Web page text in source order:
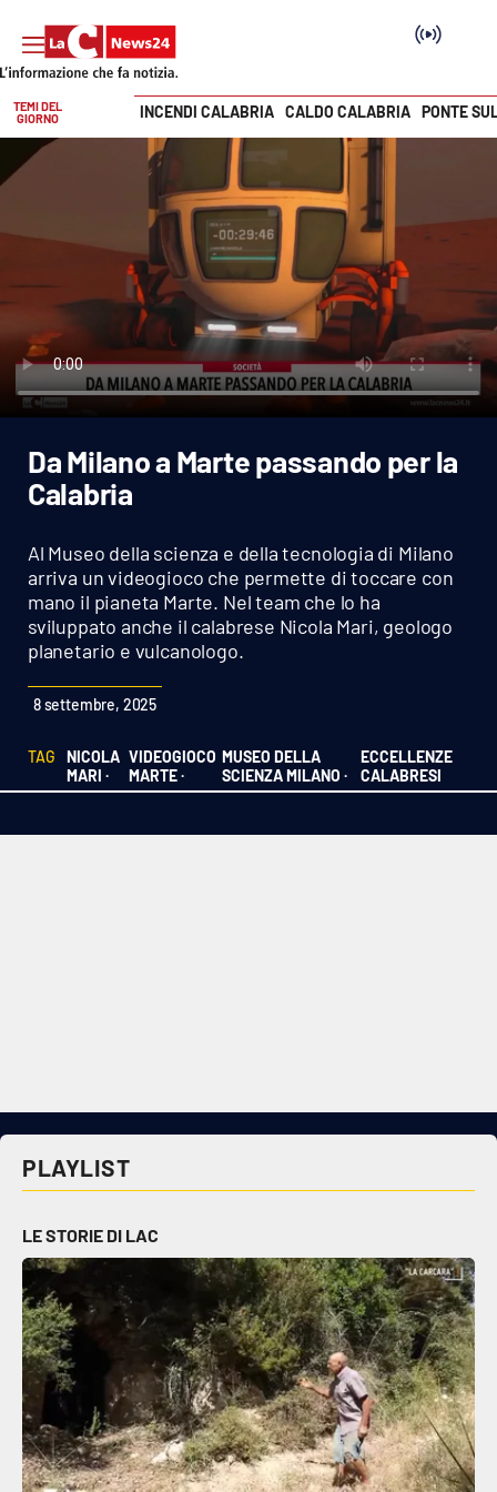
Politica
Attualità
Economia e lavoro
Italia Mondo
Sport
Cultura
Podcast
Editoriali
Politica
Società
Sport
RUBRICHE
Good Morning Vietnam
Vai
TEMI DEL
GIORNO
INCENDI CALABRIA CALDO CALABRIA PONTE
Da Milano a Marte passando per la
Calabria
Al Museo della scienza e della tecnologia di Milano
arriva un videogioco che permette di toccare con
mano il pianeta Marte. Nel team che lo ha
sviluppato anche il calabrese Nicola Mari, geologo
planetario e vulcanologo.
8 settembre, 2025
TAG
NICOLA
MARI ·
VIDEOGIOCO
MARTE ·
MUSEO DELLA
SCIENZA MILANO ·
ECCELLENZE
CALABRESI
PLAYLIST
LE STORIE DI LAC